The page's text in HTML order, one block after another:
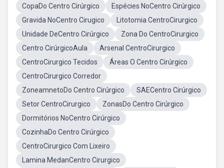
CopaDo Centro Cirúrgico
Espécies NoCentro Cirúrgico
Gravida NoCentro Cirugico
Litotomia CentroCirurgico
Unidade DeCentro Cirúrgico
Zona Do CentroCirurgico
Centro CirúrgicoAula
Arsenal CentroCirurgico
CentroCirurgico Tecidos
Áreas O Centro Cirúrgico
CentroCirurgico Corredor
ZoneamnetoDo Centro Cirúrgico
SAECentro Cirúrgico
Setor CentroCirurgico
ZonasDo Centro Cirúrgico
Dormitórios NoCentro Cirúrgico
CozinhaDo Centro Cirúrgico
CentroCirurgico Com Lixeiro
Lamina MedanCentro Cirurgico